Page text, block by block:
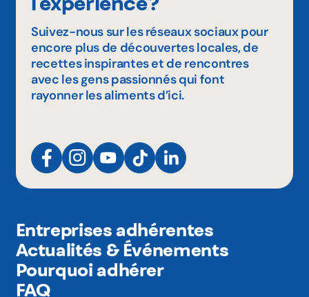
Suivez-nous sur les réseaux sociaux pour
encore plus de découvertes locales, de
recettes inspirantes et de rencontres
avec les gens passionnés qui font
rayonner les aliments d’ici.
Entreprises adhérentes
Actualités & Événements
Pourquoi adhérer
FAQ